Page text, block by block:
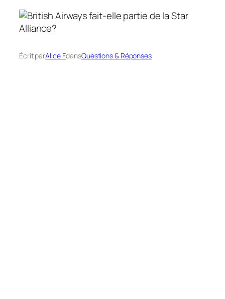
Écrit parAlice F.dansQuestions & Réponses